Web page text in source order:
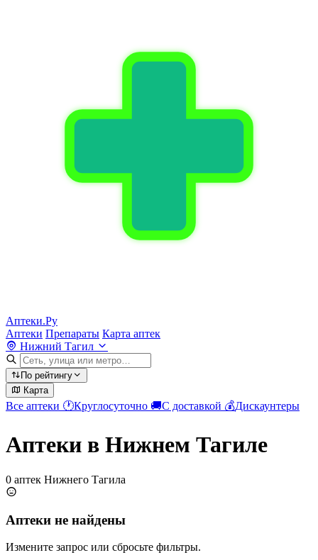
Аптеки.Ру
Аптеки Препараты Карта аптек
Нижний Тагил
По рейтингу
Карта
Все аптеки 🕐Круглосуточно 🚚С доставкой 💰Дискаунтеры
Аптеки в Нижнем Тагиле
0 аптек Нижнего Тагила
Аптеки не найдены
Измените запрос или сбросьте фильтры.